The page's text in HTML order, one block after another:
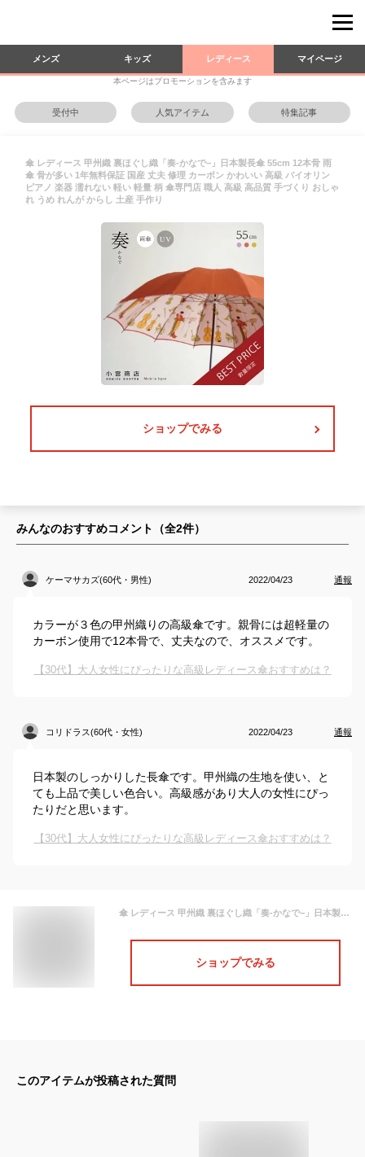
メンズ キッズ レディース マイページ
本ページはプロモーションを含みます
受付中 人気アイテム 特集記事
傘 レディース 甲州織 裏ほぐし織「奏‐かなで−」日本製長傘 55cm 12本骨 雨
傘 骨が多い 1年無料保証 国産 丈夫 修理 カーボン かわいい 高級 バイオリン
ピアノ 楽器 濡れない 軽い 軽量 柄 傘専門店 職人 高級 高品質 手づくり おしゃ
れ うめ れんが からし 土産 手作り
ショップでみる
みんなのおすすめコメント（全2件）
ケーマサカズ(60代・男性) 2022/04/23 通報
カラーが３色の甲州織りの高級傘です。親骨には超軽量の
カーボン使用で12本骨で、丈夫なので、オススメです。
【30代】大人女性にぴったりな高級レディース傘おすすめは？
コリドラス(60代・女性) 2022/04/23 通報
日本製のしっかりした長傘です。甲州織の生地を使い、と
ても上品で美しい色合い。高級感があり大人の女性にぴっ
たりだと思います。
【30代】大人女性にぴったりな高級レディース傘おすすめは？
傘 レディース 甲州織 裏ほぐし織「奏‐かなで−」日本製長傘 55cm 12本骨 雨傘 骨が多い 1年無料保証 国産 丈夫 修理 カーボン かわいい 高級 バイオリン ピアノ 楽器 濡れない 軽い 軽量 柄 傘専門店 職人 高級 高品質 手づくり おしゃれ うめ れんが からし 土産 手作り
ショップでみる
このアイテムが投稿された質問